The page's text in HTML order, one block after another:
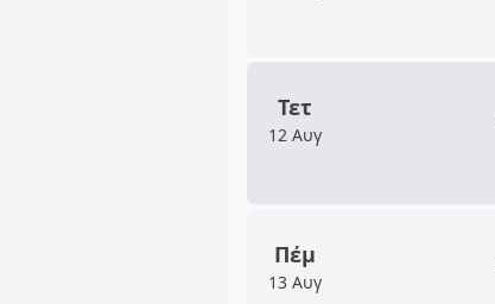
Τετ
12 Αυγ
Πέμ
13 Αυγ